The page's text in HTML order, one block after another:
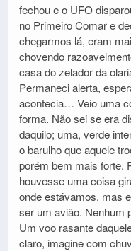
fechou e o UFO
no Primeiro Comar e
chegarmos lá, eram
chovendo
casa do zelador da
Permaneci alerta,
acontecia… Veio uma
forma. Não sei se era
daquilo; uma, verde
o barulho que aquele
porém bem mais forte.
houvesse uma coisa
onde estávamos, mas
ser um avião. Nenhum
Um voo rasante
claro, imagine com